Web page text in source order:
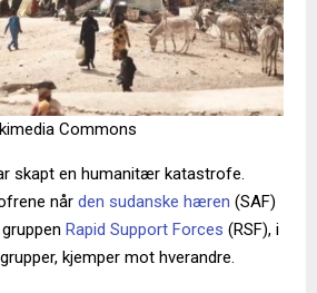
Commons
skapt en humanitær katastrofe.
når den sudanske hæren (SAF)
Rapid Support Forces (RSF), i
kjemper mot hverandre.